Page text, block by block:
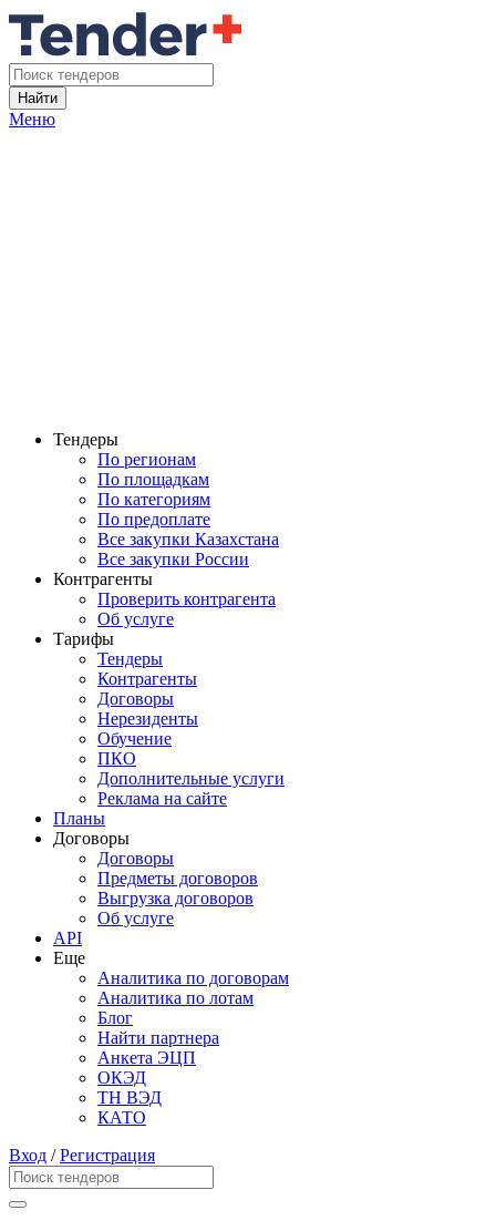
Найти
Меню
Тендеры
По регионам
По площадкам
По категориям
По предоплате
Все закупки Казахстана
Все закупки России
Контрагенты
Проверить контрагента
Об услуге
Тарифы
Тендеры
Контрагенты
Договоры
Нерезиденты
Обучение
ПКО
Дополнительные услуги
Реклама на сайте
Планы
Договоры
Договоры
Предметы договоров
Выгрузка договоров
Об услуге
API
Еще
Аналитика по договорам
Аналитика по лотам
Блог
Найти партнера
Анкета ЭЦП
ОКЭД
ТН ВЭД
КАТО
Вход /Регистрация